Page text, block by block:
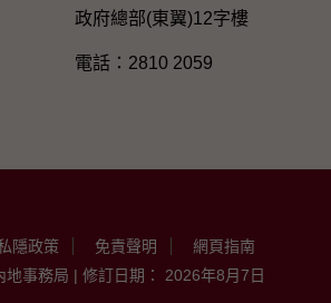
政府總部(東翼)12字樓
電話：2810 2059
隱政策 免責聲明
網頁指南
事務局 | 修訂日期： 2026年8月7日